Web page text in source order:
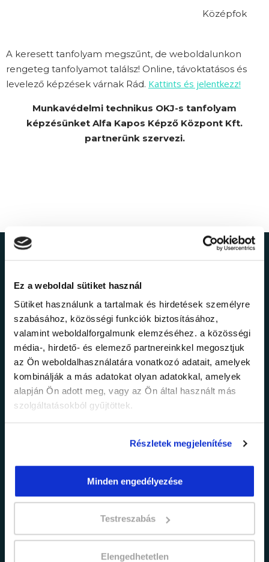
Ez a weboldal sütiket használ
Sütiket használunk a tartalmak és hirdetések személyre
szabásához, közösségi funkciók biztosításához,
valamint weboldalforgalmunk elemzéséhez. a közösségi
média-, hirdető- és elemező partnereinkkel megosztjuk
az Ön weboldalhasználatára vonatkozó adatait, amelyek
kombinálják a más adatokat olyan adatokkal, amelyek
alapján Ön adott meg, vagy az Ön által használt más
szolgáltatásokból gyűjtöttek.
Részletek megjelenítése
Minden engedélyezése
Testreszabás
Elengedhetetlen
Középfok
A keresett tanfolyam megszűnt, de weboldalunkon
rengeteg tanfolyamot találsz! Online, távoktatásos és
levelező képzések várnak Rád. Kattints és jelentkezz!
Munkavédelmi technikus OKJ-s tanfolyam
képzésünket Alfa Kapos Képző Központ Kft.
partnerünk szervezi.
Ne maradj le a
legfrissebb
információkról!
Értesülj elsőként legújabb tanfolyamainkról,
legfrissebb híreinkről és időszakos
promócióinkról.
Elfogadom azadatkezelési tájékoztatóban